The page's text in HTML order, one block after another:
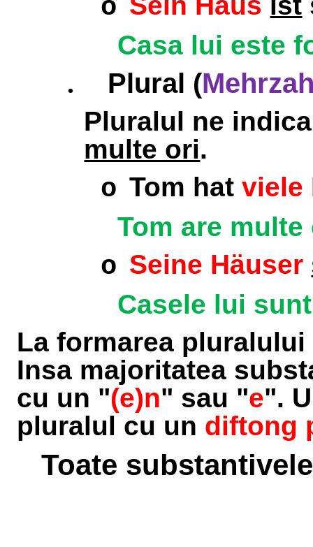
o
Casa lui este
. Plural (
Pluralul ne
multe ori.
o Tom hatviele
Tom are multe
o Seine Häuser
Casele lui
La formarea
Insa majoritatea
cu un "(e)n" sau "e".
pluralul cu un diftong
Toate